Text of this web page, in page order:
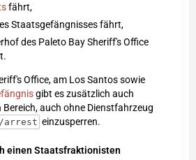
fährt,
Staatsgefängnisses fährt,
des Paleto Bay Sheriff's Office
Office, am Los Santos sowie
gibt es zusätzlich auch
Bereich, auch ohne Dienstfahrzeug
/arrest einzusperren.
einen Staatsfraktionisten